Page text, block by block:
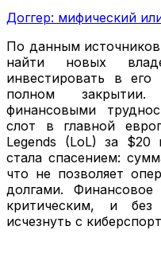
Доггер: мифический
По данным
найти новых
инвестировать в
полном
финансовыми
слот в главной
Legends (LoL) за
стала спасением:
что не позволяет
долгами.
критическим, и
исчезнуть с